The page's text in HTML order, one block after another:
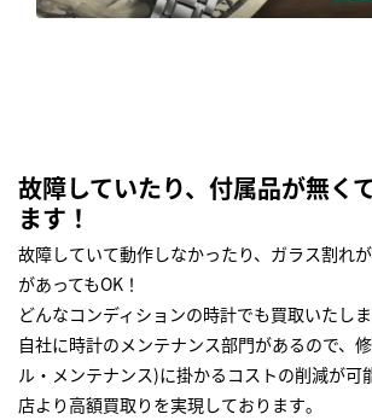
故障していたり、付属品が無く
ます！
故障していて動作しなかったり、ガラス割れ
があってもOK！
どんなコンディションの時計でも買取いたし
自社に時計のメンテナンス部門があるので、
ル・メンテナンス)に掛かるコストの削減が可
店より高額買取りを実現しております｡